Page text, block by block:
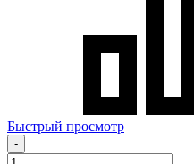
Быстрый просмотр
-